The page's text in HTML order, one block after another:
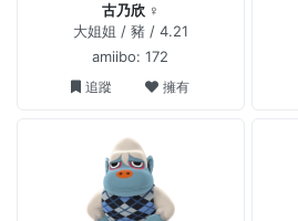
古乃欣 ♀
大姐姐 / 豬 / 4.21
amiibo: 172
追蹤 擁有